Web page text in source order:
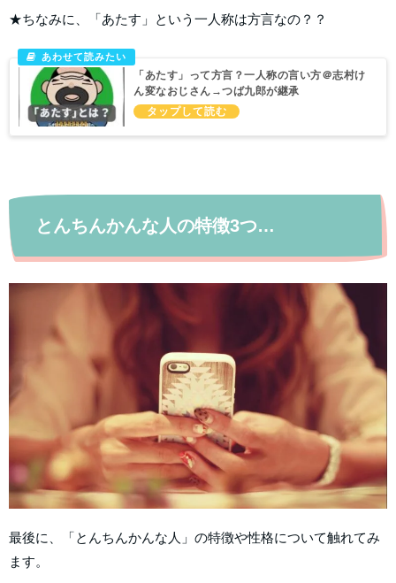
★ちなみに、「あたす」という一人称は方言なの？？
「あたす」って方言？一人称の言い方＠志村け
ん変なおじさん→つば九郎が継承
とんちんかんな人の特徴3つ…
最後に、「とんちんかんな人」の特徴や性格について触れてみ
ます。